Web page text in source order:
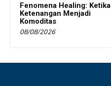
Fenomena Healing: Ketika
Ketenangan Menjadi
Komoditas
08/08/2026